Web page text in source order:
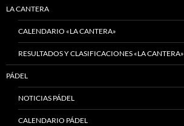
LA CANTERA
CALENDARIO «LA CANTERA»
RESULTADOS Y CLASIFICACIONES «LA CANTERA»
PÁDEL
NOTICIAS PÁDEL
CALENDARIO PÁDEL